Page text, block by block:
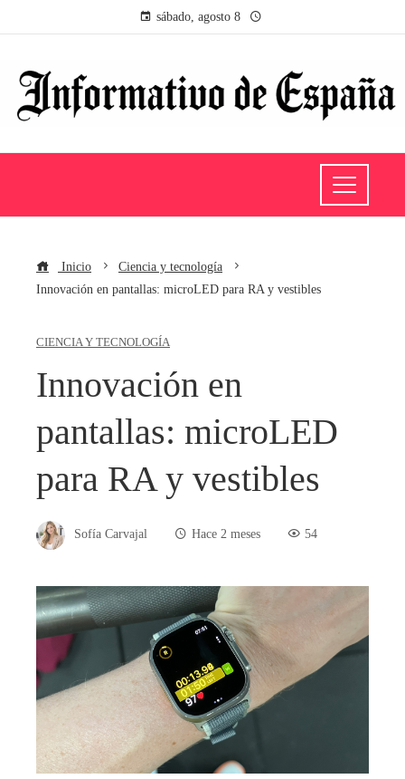
sábado, agosto 8
Inicio
Ciencia y tecnología
Innovación en pantallas: microLED para RA y vestibles
CIENCIA Y TECNOLOGÍA
Innovación en
pantallas: microLED
para RA y vestibles
Sofía Carvajal Hace 2 meses 54